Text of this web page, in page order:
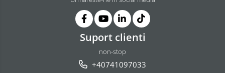
Suport clienti
non-stop
+40741097033